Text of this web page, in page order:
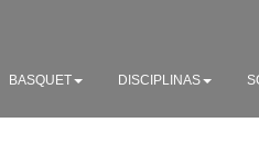
BASQUET DISCIPLINAS